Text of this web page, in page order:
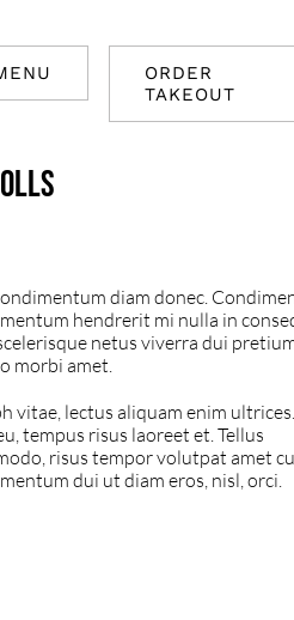
ORDER
TAKEOUT
diam donec.
hendrerit mi nulla in
netus viverra dui
morbi amet.
vitae, lectus aliquam enim
tempus risus laoreet et. Tellus
risus tempor volutpat amet
dui ut diam eros, nisl, orci.